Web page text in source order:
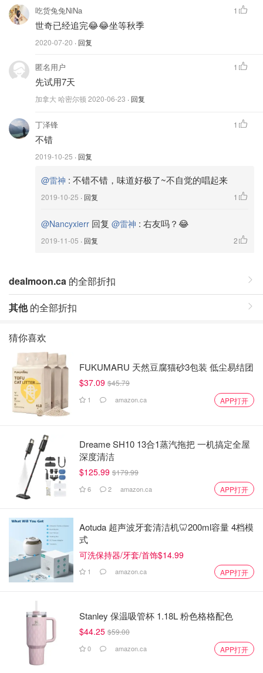
吃货兔兔NiNa
世奇已经追完😂😂坐等秋季
2020-07-20 · 回复
1
匿名用户
先试用7天
加拿大 哈密尔顿 2020-06-23 · 回复
1
丁泽锋
不错
2019-10-25 · 回复
1
@雷神 : 不错不错，味道好极了~不自觉的唱起来
2019-10-25 · 回复 1
@Nancyxierr 回复 @雷神 : 右友吗？😂
2019-11-05 · 回复 2
dealmoon.ca 的全部折扣
其他的全部折扣
猜你喜欢
FUKUMARU 天然豆腐猫砂3包装 低尘易结团
$37.09 $45.79
1 amazon.ca APP打开
Dreame SH10 13合1蒸汽拖把 一机搞定全屋
深度清洁
$125.99 $179.99
6 2 amazon.ca APP打开
Aotuda 超声波牙套清洁机🦷200ml容量 4档模
式
可洗保持器/牙套/首饰$14.99
1 amazon.ca APP打开
Stanley 保温吸管杯 1.18L 粉色格格配色
$44.25 $59.00
0 amazon.ca APP打开